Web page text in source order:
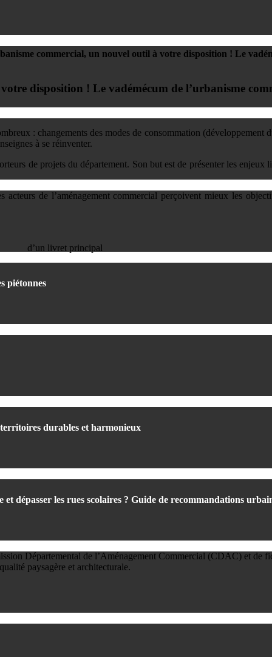
piétonnes
durables et harmonieux
dépasser les rues scolaires ? Guide de recommandations
commercial, un nouvel outil à votre disposition ! Le
disposition ! Le vadémécum de l’urbanisme
: changements des modes de consommation (développement
à se réinventer.
de projets du département. Son but est de présenter les enjeux
de l’aménagement commercial perçoivent mieux les
d’un livret principal
Départemental de l’Aménagement Commercial (CDAC) et de
qualité paysagère et architecturale.